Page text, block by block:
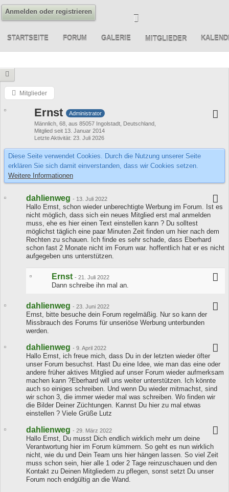
Anmelden oder registrieren
STARTSEITE FORUM GALERIE MITGLIEDER
Mitglieder
Ernst
Administrator
Männlich 68 aus 85057 Ingolstadt, Deutschland
Mitglied seit 13. Januar 2014
Letzte Aktivität 23. Juli 2026
Diese Seite verwendet Cookies. Durch die Nutzung unserer Seite
erklären Sie sich damit einverstanden, dass wir Cookies setzen.
Weitere Informationen
dahlienweg - 13. Juli 2022
Hallo Ernst, schon wieder unberechtigte Werbung im Forum. Ist es
nicht möglich, dass sich ein neues Mitglied erst mal anmelden
muss, ehe es hier einen Text einstellen kann ? Du solltest
möglichst täglich eine paar Minuten Zeit finden um hier nach dem
Rechten zu schauen. Ich finde es sehr schade, dass Eberhard
schon fast 2 Monate nicht im Forum war. hoffentlich hat er es nicht
aufgegeben uns unterstützen.
Ernst - 21. Juli 2022
Dann schreibe ihn mal an.
dahlienweg - 23. Juni 2022
Ernst, bitte besuche dein Forum regelmäßig. Nur so kann der
Missbrauch des Forums für unseriöse Werbung unterbunden
werden.
dahlienweg - 9. April 2022
Hallo Ernst, ich freue mich, dass Du in der letzten wieder öfter
unser Forum besuchst. Hast Du eine Idee, wie man das eine oder
andere früher aktives Mitglied auf unser Forum wieder aufmerksam
machen kann ?Eberhard will uns weiter unterstützen. Ich könnte
auch so einiges schreiben. Und wenn Du wieder mitmachst, sind
wir schon 3, die immer wieder mal was schreiben. Wo finden wir
die Bilder Deiner Züchtungen. Kannst Du hier zu mal etwas
einstellen ? Viele Grüße Lutz
dahlienweg - 29. März 2022
Hallo Ernst, Du musst Dich endlich wirklich mehr um deine
Verantwortung hier im Forum kümmern. So geht es nun wirklich
nicht, wie du und Dein Team uns hier hängen lassen. So viel Zeit
muss schon sein, hier alle 1 oder 2 Tage reinzuschauen und den
Kontakt zu Deinen Mitgliedern zu pflegen, sonst setzt Du unser
Forum noch endgültig an die Wand.